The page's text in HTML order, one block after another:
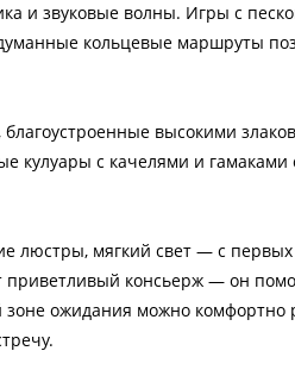
и звуковые волны. Игры с
кольцевые маршруты
высокими
кулуары с качелями и
люстры, мягкий свет — с
приветливый консьерж — он
ожидания можно комфортно